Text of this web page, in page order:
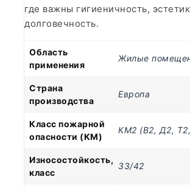
где важны гигиеничность,
долговечность.
Область
применения
Жилые
Страна
производства
Европа
Класс пожарной
опасности (КМ)
КМ2 (В2, Д2,
Износостойкость,
класс
33/42